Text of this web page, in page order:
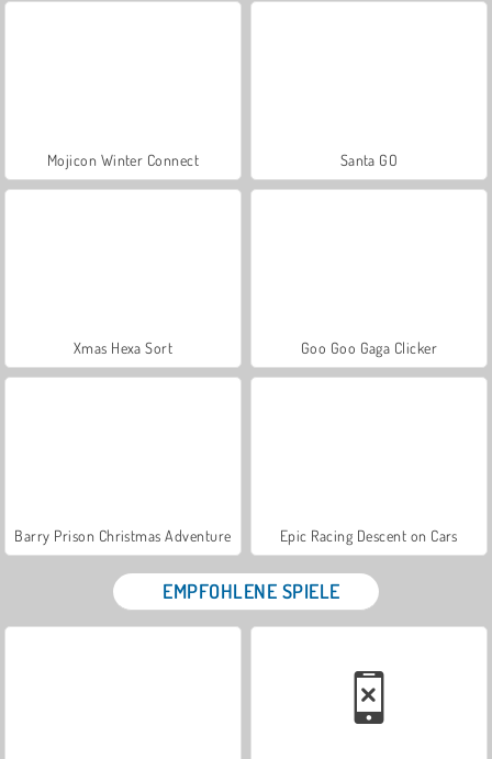
Mojicon Winter Connect Santa GO
Xmas Hexa Sort Goo Goo Gaga Clicker
Barry Prison Christmas Adventure Epic Racing Descent on Cars
EMPFOHLENE SPIELE